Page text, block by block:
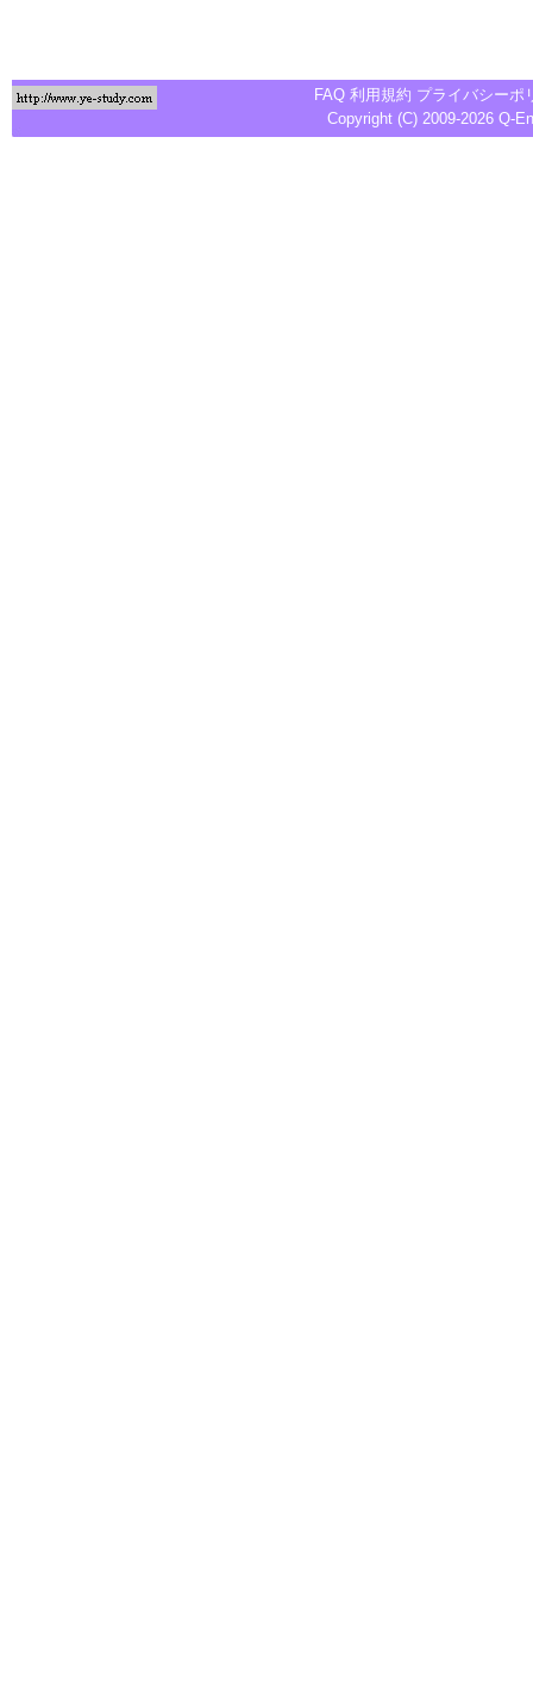
FAQ 利用規約 プライバシーポ
Copyright (C) 2009-2026 Q-